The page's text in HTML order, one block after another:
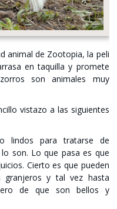
animal de Zootopia, la peli
en taquilla y promete
son animales muy
vistazo a las siguientes
lindos para tratarse de
son. Lo que pasa es que
Cierto es que pueden
y tal vez hasta
de que son bellos y